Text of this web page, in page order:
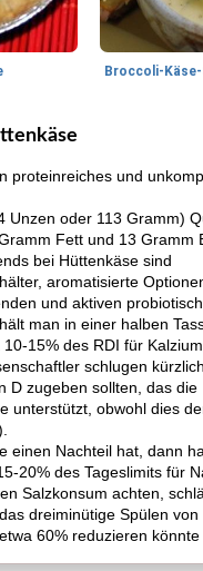
Broccoli-Käse-
35min
Cilantro-
proteinreiches und
Unzen oder 113 Gramm)
Fett und 13 Gramm
bei Hüttenkäse sind
aromatisierte
und aktiven
man in einer halben
15% des RDI für
schlugen
D zugeben sollten, das die
unterstützt, obwohl dies
einen Nachteil hat, dann
20% des Tageslimits für
Salzkonsum achten,
dreiminütige Spülen
60% reduzieren könnte